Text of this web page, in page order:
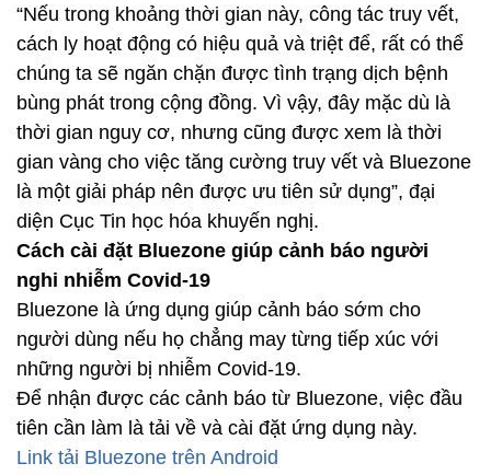
“Nếu trong khoảng thời gian này, công tác truy vết,
cách ly hoạt động có hiệu quả và triệt để, rất có thể
chúng ta sẽ ngăn chặn được tình trạng dịch bệnh
bùng phát trong cộng đồng. Vì vậy, đây mặc dù là
thời gian nguy cơ, nhưng cũng được xem là thời
gian vàng cho việc tăng cường truy vết và Bluezone
là một giải pháp nên được ưu tiên sử dụng”, đại
diện Cục Tin học hóa khuyến nghị.
Cách cài đặt Bluezone giúp cảnh báo người
nghi nhiễm Covid-19
Bluezone là ứng dụng giúp cảnh báo sớm cho
người dùng nếu họ chẳng may từng tiếp xúc với
những người bị nhiễm Covid-19.
Để nhận được các cảnh báo từ Bluezone, việc đầu
tiên cần làm là tải về và cài đặt ứng dụng này.
Link tải Bluezone trên Android